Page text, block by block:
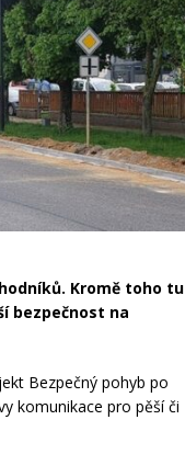
Kromě toho tu
bezpečnost na
Bezpečný pohyb po
komunikace pro pěší či